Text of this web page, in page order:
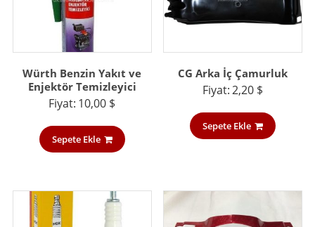
Würth Benzin Yakıt ve
Enjektör Temizleyici
Fiyat: 10,00 $
Sepete Ekle
CG Arka İç Çamurluk
Fiyat:2,20 $
Sepete Ekle